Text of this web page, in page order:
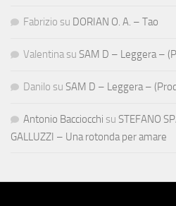
Fabrizio su DORIAN O. A. – Tao
Valentina su SAM D – Leggera –
Danilo su SAM D – Leggera –
Antonio Bacciocchi su STEFANO
GALLUZZI – Una rotonda per amare